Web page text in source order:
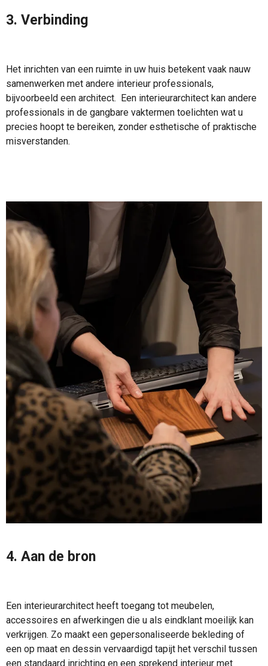
3. Verbinding
Het inrichten van een ruimte in uw huis betekent vaak nauw
samenwerken met andere interieur professionals,
bijvoorbeeld een architect. Een interieurarchitect kan andere
professionals in de gangbare vaktermen toelichten wat u
precies hoopt te bereiken, zonder esthetische of praktische
misverstanden.
4. Aan de bron
Een interieurarchitect heeft toegang tot meubelen,
accessoires en afwerkingen die u als eindklant moeilijk kan
verkrijgen. Zo maakt een gepersonaliseerde bekleding of
een op maat en dessin vervaardigd tapijt het verschil tussen
een standaard inrichting en een sprekend interieur met